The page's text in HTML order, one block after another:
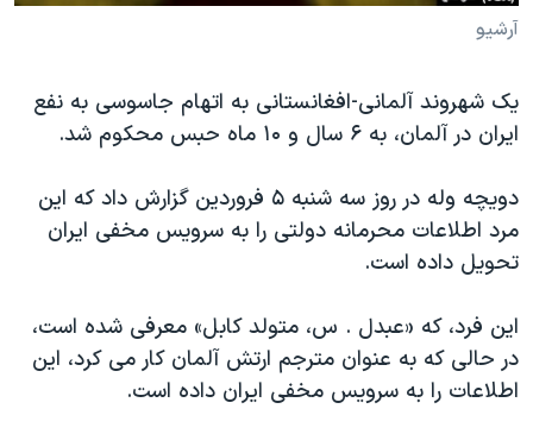
تریبونال مردمی آبان ۹۸
دادگاه حمید نوری
چهل سال گروگان‌گیری
قانون شفافیت دارائی کادر رهبری ایران
اعتراضات مردمی آبان ۹۸
اسرائیل در جنگ
نرگس محمدی برنده جایزه نوبل صلح
همایش محافظه‌کاران آمریکا «سی‌پک»
آرشیو
یک شهروند آلمانی-افغانستانی به اتهام جاسوسی به نفع
ایران در آلمان، به ۶ سال و ۱۰ ماه حبس محکوم شد.
دویچه وله در روز سه شنبه ۵ فروردین گزارش داد که این
مرد اطلاعات محرمانه دولتی را به سرویس مخفی ایران
تحویل داده است.
این فرد، که «عبدل . س، متولد کابل» معرفی شده است،
در حالی که به عنوان مترجم ارتش آلمان کار می کرد، این
اطلاعات را به سرویس مخفی ایران داده است.